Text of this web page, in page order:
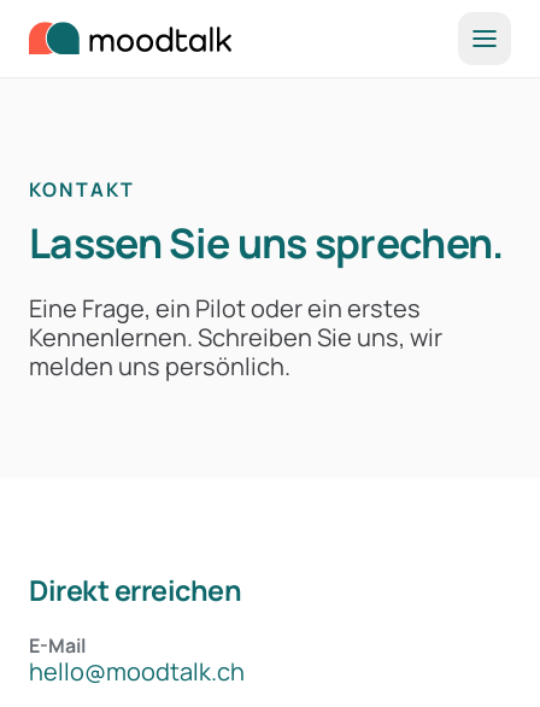
KONTAKT
Lassen Sie uns sprechen.
Eine Frage, ein Pilot oder ein erstes
Kennenlernen. Schreiben Sie uns, wir
melden uns persönlich.
Direkt erreichen
E-Mail
hello@moodtalk.ch